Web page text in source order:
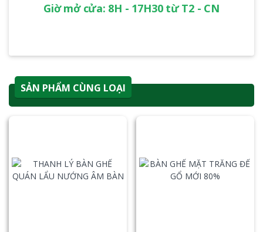
Giờ mở cửa: 8H - 17H30 từ T2 - CN
SẢN PHẨM CÙNG LOẠI